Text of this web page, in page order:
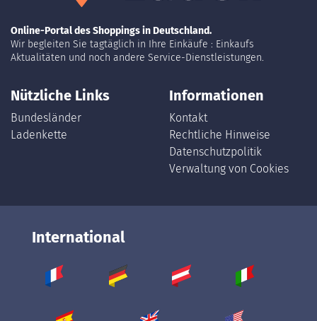
Online-Portal des Shoppings in Deutschland.
Wir begleiten Sie tagtäglich in Ihre Einkäufe : Einkaufs
Aktualitäten und noch andere Service-Dienstleistungen.
Nützliche Links
Bundesländer
Ladenkette
Informationen
Kontakt
Rechtliche Hinweise
Datenschutzpolitik
Verwaltung von Cookies
International